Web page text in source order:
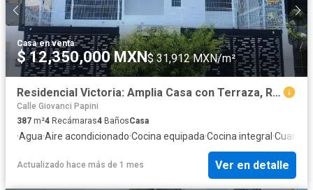
Casa·en venta
$ 12,350,000 MXN$ 31,912 MXN/m²
Residencial Victoria: Amplia Casa con Terraza, Roof Top y Sala de Entretenimiento
Calle Giovanci Papini
387 m²4 Recámaras4 BañosCasa
·Agua·Aire acondicionado·Cocina equipada·Cocina integral ·Cuarto
Actualizado hace más de 1 mes Ver en detalle